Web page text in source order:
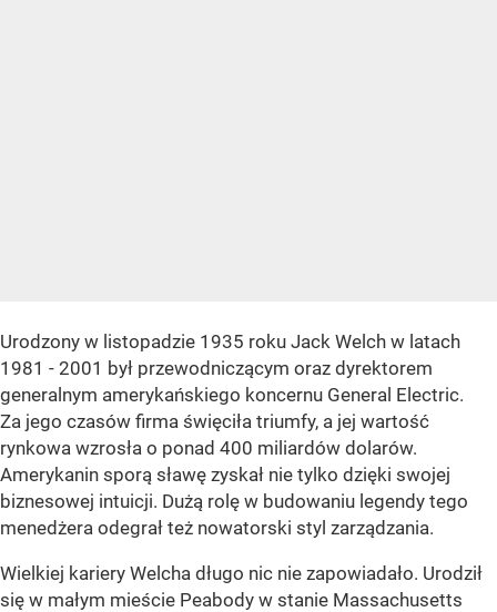
Urodzony w listopadzie 1935 roku Jack Welch w latach
1981 - 2001 był przewodniczącym oraz dyrektorem
generalnym amerykańskiego koncernu General Electric.
Za jego czasów firma święciła triumfy, a jej wartość
rynkowa wzrosła o ponad 400 miliardów dolarów.
Amerykanin sporą sławę zyskał nie tylko dzięki swojej
biznesowej intuicji. Dużą rolę w budowaniu legendy tego
menedżera odegrał też nowatorski styl zarządzania.
Wielkiej kariery Welcha długo nic nie zapowiadało. Urodził
się w małym mieście Peabody w stanie Massachusetts